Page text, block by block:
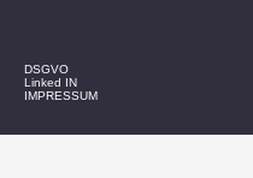
DSGVO
Linked IN
IMPRESSUM